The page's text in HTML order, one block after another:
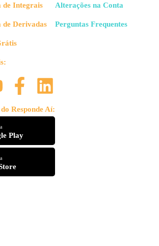
de Integrais
Derivadas
Responde Aí:
Play
Alterações na Conta
Perguntas Frequentes